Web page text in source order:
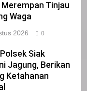
Tinjau
Waga
2026 0
Siak
Jagung, Berikan
Ketahanan
CALEG DPRD
JAKARTA
NOVTEN, SH